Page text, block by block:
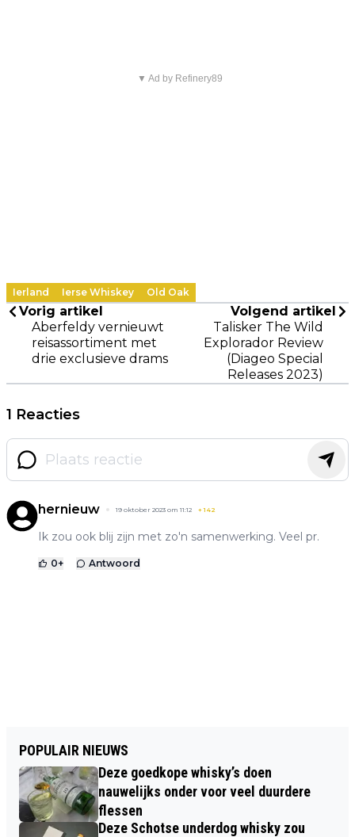
▼ Ad by Refinery89
Ierland Ierse Whiskey Old Oak
Vorig artikel
Aberfeldy vernieuwt
reisassortiment met
drie exclusieve drams
Volgend artikel
Talisker The Wild
Explorador Review
(Diageo Special
Releases 2023)
1 Reacties
hernieuw 19 oktober 2023 om 11:12 +142
Ik zou ook blij zijn met zo'n samenwerking. Veel pr.
0+ Antwoord
POPULAIR NIEUWS
Deze goedkope whisky’s doen
nauwelijks onder voor veel duurdere
flessen
Deze Schotse underdog whisky zou